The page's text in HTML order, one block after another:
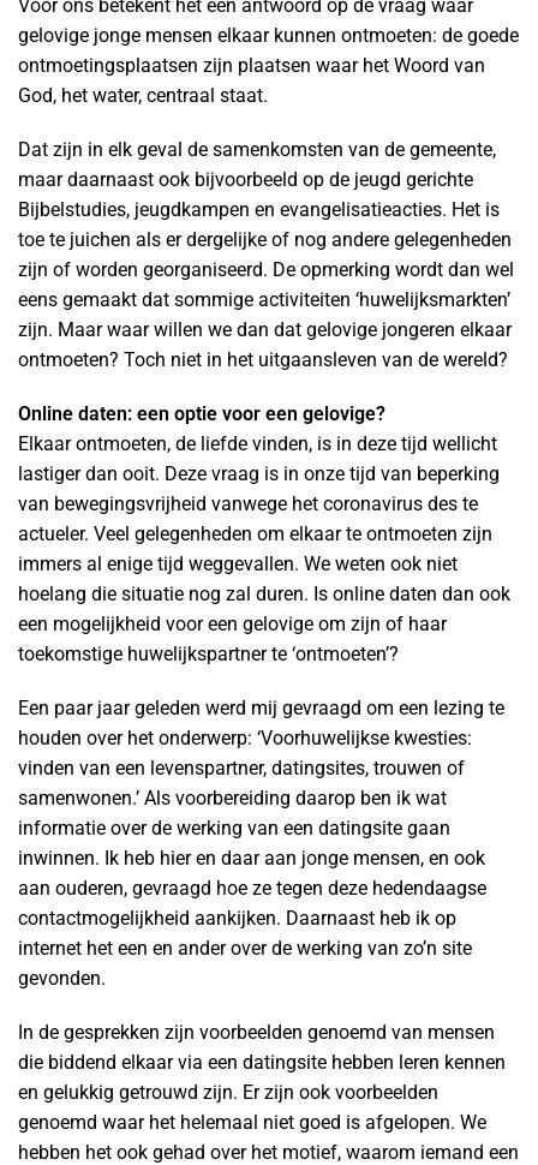
Voor ons betekent het een antwoord op de vraag waar
gelovige jonge mensen elkaar kunnen ontmoeten: de goede
ontmoetingsplaatsen zijn plaatsen waar het Woord van
God, het water, centraal staat.
Dat zijn in elk geval de samenkomsten van de gemeente,
maar daarnaast ook bijvoorbeeld op de jeugd gerichte
Bijbelstudies, jeugdkampen en evangelisatieacties. Het is
toe te juichen als er dergelijke of nog andere gelegenheden
zijn of worden georganiseerd. De opmerking wordt dan wel
eens gemaakt dat sommige activiteiten ‘huwelijksmarkten’
zijn. Maar waar willen we dan dat gelovige jongeren elkaar
ontmoeten? Toch niet in het uitgaansleven van de wereld?
Online daten: een optie voor een gelovige?
Elkaar ontmoeten, de liefde vinden, is in deze tijd wellicht
lastiger dan ooit. Deze vraag is in onze tijd van beperking
van bewegingsvrijheid vanwege het coronavirus des te
actueler. Veel gelegenheden om elkaar te ontmoeten zijn
immers al enige tijd weggevallen. We weten ook niet
hoelang die situatie nog zal duren. Is online daten dan ook
een mogelijkheid voor een gelovige om zijn of haar
toekomstige huwelijkspartner te ‘ontmoeten’?
Een paar jaar geleden werd mij gevraagd om een lezing te
houden over het onderwerp: ‘Voorhuwelijkse kwesties:
vinden van een levenspartner, datingsites, trouwen of
samenwonen.’ Als voorbereiding daarop ben ik wat
informatie over de werking van een datingsite gaan
inwinnen. Ik heb hier en daar aan jonge mensen, en ook
aan ouderen, gevraagd hoe ze tegen deze hedendaagse
contactmogelijkheid aankijken. Daarnaast heb ik op
internet het een en ander over de werking van zo’n site
gevonden.
In de gesprekken zijn voorbeelden genoemd van mensen
die biddend elkaar via een datingsite hebben leren kennen
en gelukkig getrouwd zijn. Er zijn ook voorbeelden
genoemd waar het helemaal niet goed is afgelopen. We
hebben het ook gehad over het motief, waarom iemand een